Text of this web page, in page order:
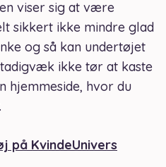
viser sig at være
sikkert ikke mindre glad
og så kan undertøjet
ikke tør at kaste
hjemmeside, hvor du
på KvindeUnivers